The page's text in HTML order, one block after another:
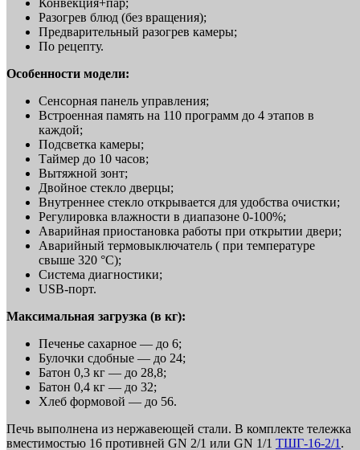
Разогрев блюд (без вращения);
Предварительный разогрев камеры;
По рецепту.
Особенности модели:
Сенсорная панель управления;
Встроенная память на 110 программ до 4 этапов в
каждой;
Подсветка камеры;
Таймер до 10 часов;
Вытяжной зонт;
Двойное стекло дверцы;
Внутреннее стекло открывается для удобства очистки;
Регулировка влажности в диапазоне 0-100%;
Аварийная приостановка работы при открытии двери;
Аварийный термовыключатель ( при температуре
свыше 320 °С);
Система диагностики;
USB-порт.
Максимальная загрузка (в кг):
Печенье сахарное — до 6;
Булочки сдобные — до 24;
Батон 0,3 кг — до 28,8;
Батон 0,4 кг — до 32;
Хлеб формовой — до 56.
Печь выполнена из нержавеющей стали. В комплекте тележка
вместимостью 16 противней GN 2/1 или GN 1/1 ТШГ-16-2/1 .